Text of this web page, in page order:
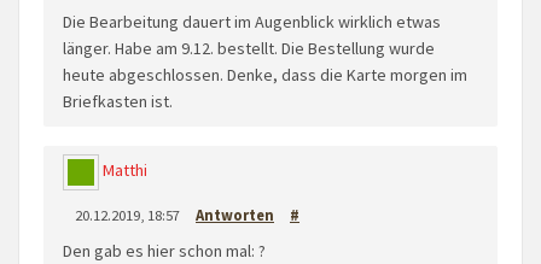
Die Bearbeitung dauert im Augenblick wirklich etwas
länger. Habe am 9.12. bestellt. Die Bestellung wurde
heute abgeschlossen. Denke, dass die Karte morgen im
Briefkasten ist.
Matthi
20.12.2019, 18:57 Antworten #
Den gab es hier schon mal: ?